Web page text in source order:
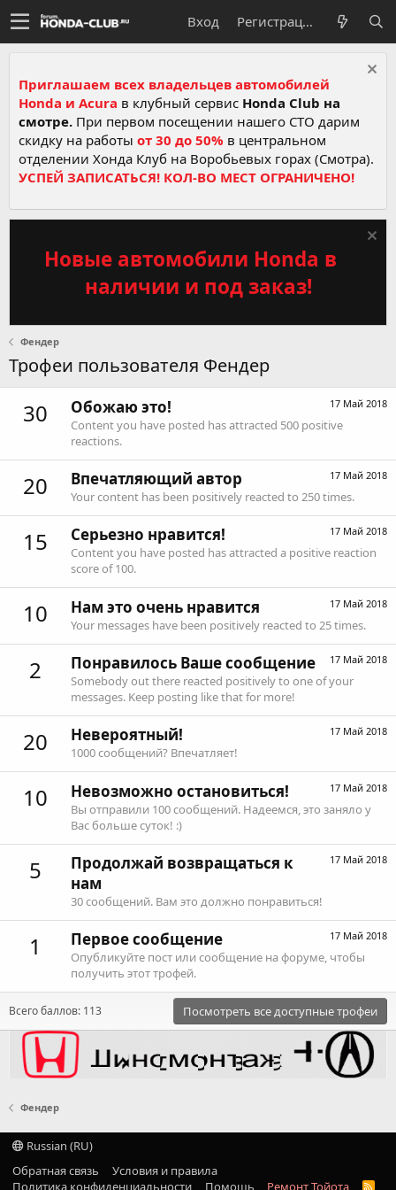
Вход Регистрация
Приглашаем всех владельцев автомобилей
Honda и Acura в клубный сервис Honda Club на
смотре. При первом посещении нашего СТО дарим
скидку на работы от 30 до 50% в центральном
отделении Хонда Клуб на Воробьевых горах (Смотра).
УСПЕЙ ЗАПИСАТЬСЯ! КОЛ-ВО МЕСТ ОГРАНИЧЕНО!
Новые автомобили Honda в
наличии и под заказ!
Фендер
Трофеи пользователя Фендер
30 17 Май 2018
Обожаю это!
Content you have posted has attracted 500 positive
reactions.
20 17 Май 2018
Впечатляющий автор
Your content has been positively reacted to 250 times.
15 17 Май 2018
Серьезно нравится!
Content you have posted has attracted a positive reaction
score of 100.
10 17 Май 2018
Нам это очень нравится
Your messages have been positively reacted to 25 times.
2 17 Май 2018
Понравилось Ваше сообщение
Somebody out there reacted positively to one of your
messages. Keep posting like that for more!
20 17 Май 2018
Невероятный!
1000 сообщений? Впечатляет!
10 17 Май 2018
Невозможно остановиться!
Вы отправили 100 сообщений. Надеемся, это заняло у
Вас больше суток! :)
5 17 Май 2018
Продолжай возвращаться к
нам
30 сообщений. Вам это должно понравиться!
1 17 Май 2018
Первое сообщение
Опубликуйте пост или сообщение на форуме, чтобы
получить этот трофей.
Всего баллов: 113 Посмотреть все доступные трофеи
Фендер
Russian (RU)
Обратная связь
Условия и правила
Политика конфиденциальности
Помощь Ремонт Тойота R